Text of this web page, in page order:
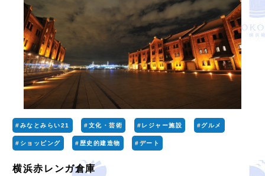
#みなとみらい21 #文化・芸術 #レジャー施設 #グルメ
#ショッピング #歴史的建造物 #デート
横浜赤レンガ倉庫